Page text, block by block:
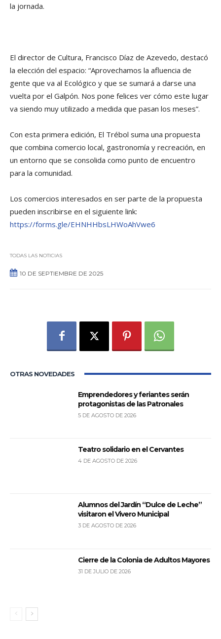
la jornada.
El director de Cultura, Francisco Díaz de Azevedo, destacó
la elección del espacio: “Aprovechamos la afluencia de
gente que va al Ecológico y que se sumará a darse una
vuelta por el Galpón. Nos pone felices ver cómo este lugar
va siendo muy utilizado a medida que pasan los meses”.
Con esta primera edición, El Trébol suma una propuesta
que combina comercio local, gastronomía y recreación, en
un entorno que se consolida como punto de encuentro
para la comunidad.
Los comercios interesados en ser parte de la propuesta
pueden inscribirse en el siguiente link:
https://forms.gle/EHNHHbsLHWoAhVwe6
TODAS LAS NOTICIAS
10 DE SEPTIEMBRE DE 2025
OTRAS NOVEDADES
Emprendedores y feriantes serán
protagonistas de las Patronales
5 DE AGOSTO DE 2026
Teatro solidario en el Cervantes
4 DE AGOSTO DE 2026
Alumnos del Jardín “Dulce de Leche”
visitaron el Vivero Municipal
3 DE AGOSTO DE 2026
Cierre de la Colonia de Adultos Mayores
31 DE JULIO DE 2026